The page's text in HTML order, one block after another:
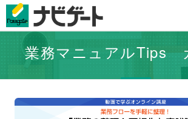
業務マニュアルTips